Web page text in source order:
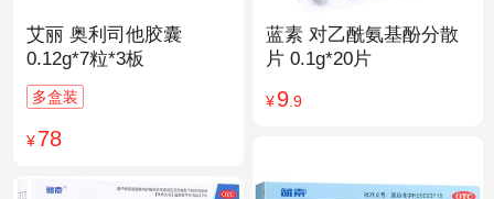
艾丽 奥利司他胶囊
0.12g*7粒*3板
多盒装
¥78
蓝素 对乙酰氨基酚分散
片 0.1g*20片
¥9.9